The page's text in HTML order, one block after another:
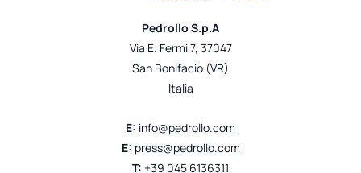
Pedrollo S.p.A
Via E. Fermi 7, 37047
San Bonifacio (VR)
Italia
E: info@pedrollo.com
E: press@pedrollo.com
T: +39 045 6136311